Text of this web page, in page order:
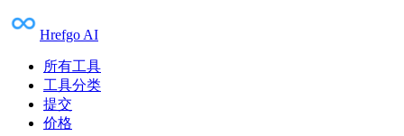
Hrefgo AI
所有工具
工具分类
提交
价格